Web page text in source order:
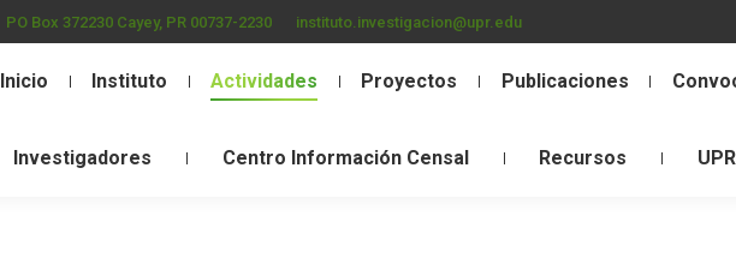
PO Box 372230 Cayey, PR 00737-2230 instituto.investigacion@upr.edu
Inicio Instituto Actividades Proyectos Publicaciones
Investigadores Centro Información Censal Recursos